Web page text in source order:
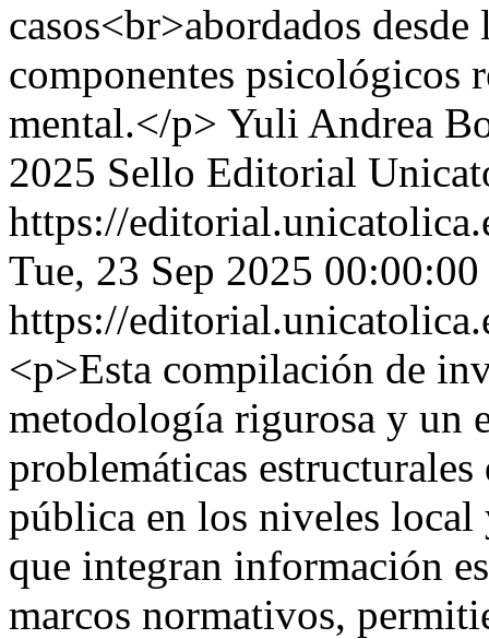
casos<br>abordados
componentes psicológicos
mental.</p> Yuli Andrea
2025 Sello Editorial
https://
Tue, 23 Sep 2025
https://
<p>Esta compilación de
metodología rigurosa y un
problemáticas
pública en los niveles local
que integran información
marcos normativos,